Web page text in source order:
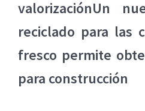
valorizaciónUn
reciclado para las
fresco permite
para construcción